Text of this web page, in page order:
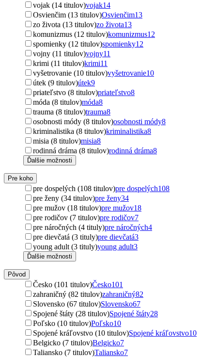
vojak (14 titulov)vojak14
Osvienčim (13 titulov)Osvienčim13
zo života (13 titulov)zo života13
komunizmus (12 titulov)komunizmus12
spomienky (12 titulov)spomienky12
vojny (11 titulov)vojny11
krimi (11 titulov)krimi11
vyšetrovanie (10 titulov)vyšetrovanie10
útek (9 titulov)útek9
priateľstvo (8 titulov)priateľstvo8
móda (8 titulov)móda8
trauma (8 titulov)trauma8
osobnosti módy (8 titulov)osobnosti módy8
kriminalistika (8 titulov)kriminalistika8
misia (8 titulov)misia8
rodinná dráma (8 titulov)rodinná dráma8
Ďalšie možnosti
Pre koho
pre dospelých (108 titulov)pre dospelých108
pre ženy (34 titulov)pre ženy34
pre mužov (18 titulov)pre mužov18
pre rodičov (7 titulov)pre rodičov7
pre náročných (4 tituly)pre náročných4
pre dievčatá (3 tituly)pre dievčatá3
young adult (3 tituly)young adult3
Ďalšie možnosti
Pôvod
Česko (101 titulov)Česko101
zahraničný (82 titulov)zahraničný82
Slovensko (67 titulov)Slovensko67
Spojené štáty (28 titulov)Spojené štáty28
Poľsko (10 titulov)Poľsko10
Spojené kráľovstvo (10 titulov)Spojené kráľovstvo10
Belgicko (7 titulov)Belgicko7
Taliansko (7 titulov)Taliansko7